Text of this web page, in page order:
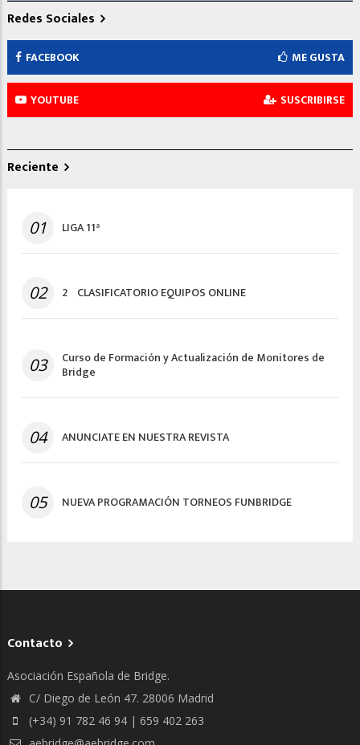
Redes Sociales
FACEBOOK ME GUSTA
YOUTUBE SUSCRIBIRSE
Reciente
01 LIGA 11ª
02 2º CLASIFICATORIO EQUIPOS ONLINE
03 Curso de Formación y Actualización de Monitores de
Bridge
04 ANUNCIATE EN NUESTRA REVISTA
05 NUEVA PROGRAMACIÓN TORNEOS FUNBRIDGE
Contacto
Asociación Española de Bridge.
C/ Diego de León 47. 28006 Madrid
(+34) 91 782 46 94 | 659 402 263